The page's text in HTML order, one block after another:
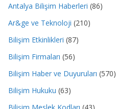
Antalya Bilişim Haberleri (86)
Ar&ge ve Teknoloji (210)
Bilişim Etkinlikleri (87)
Bilişim Firmaları (56)
Bilişim Haber ve Duyuruları (570)
Bilişim Hukuku (63)
Bilişim Meslek Kodları (43)